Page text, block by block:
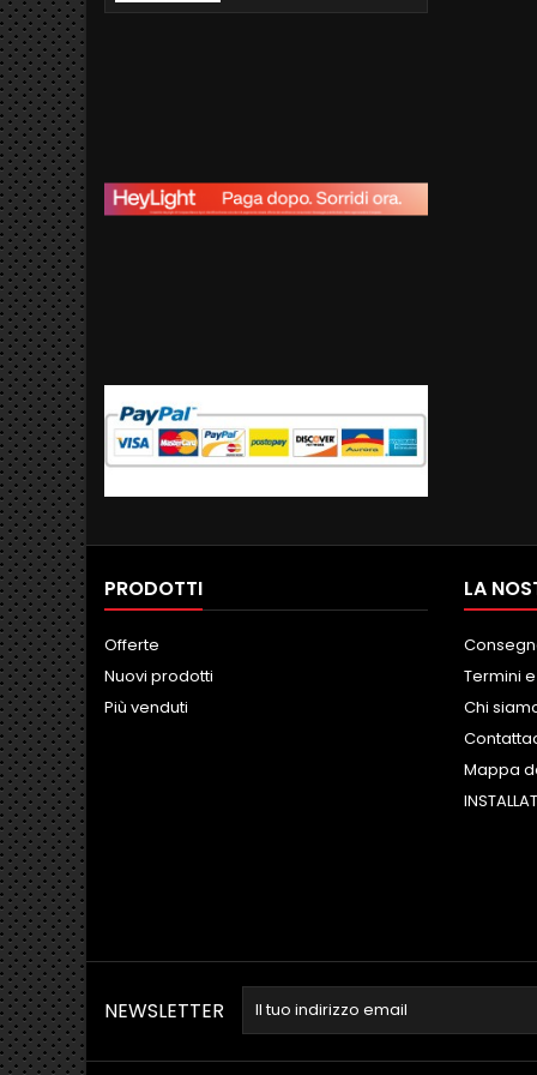
PRODOTTI
Offerte
Nuovi prodotti
Più venduti
LA
Termini
Chi
Mappa
NEWSLETTER